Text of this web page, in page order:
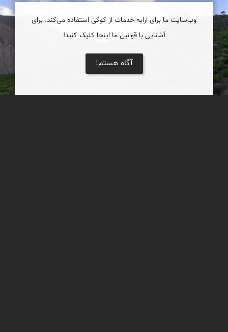
وب‌سایت ما برای ارایه خدمات از کوکی استفاده می‌کند. برای
آشنایی با قوانین ما اینجا کلیک کنید!
آگاه هستم!